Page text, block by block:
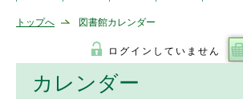
トップへ 図書館カレンダー
ログインしていません
カレンダー